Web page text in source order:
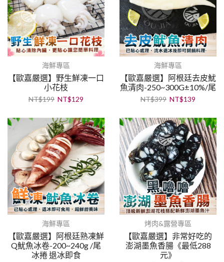
海鮮專區
【歐嘉嚴選】野生鮮凍一口
小花枝
NT$199 NT$129
海鮮專區
【歐嘉嚴選】阿根廷去皮魷
魚清肉-250~300G±10%/尾
NT$399 NT$139
海鮮專區
【歐嘉嚴選】阿根廷熟凍鮮
Q魷魚冰卷-200~240g /尾
冰捲 退冰即食
烤肉&露營專區
【歐嘉嚴選】非常好吃的
澎湖墨魚香腸《最低288
元》